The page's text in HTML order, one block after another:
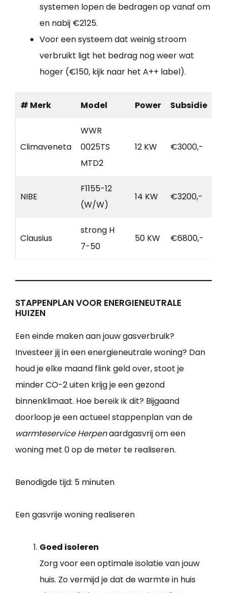
systemen lopen de bedragen op vanaf om
en nabij €2125.
Voor een systeem dat weinig stroom
verbruikt ligt het bedrag nog weer wat
hoger (€150, kijk naar het A++ label).
# Merk Model Power Subsidie
Climaveneta
WWR
0025TS
MTD2
12 KW €3000,-
NIBE
F1155-12
(W/W)
14 KW €3200,-
Clausius
strong H
7-50
50 KW €6800,-
STAPPENPLAN VOOR ENERGIENEUTRALE
HUIZEN
Een einde maken aan jouw gasverbruik?
Investeer jij in een energieneutrale woning? Dan
houd je elke maand flink geld over, stoot je
minder CO-2 uiten krijg je een gezond
binnenklimaat. Hoe bereik ik dit? Bijgaand
doorloop je een actueel stappenplan van de
warmteservice Herpenaardgasvrij om een
woning met 0 op de meter te realiseren.
Benodigde tijd: 5 minuten
Een gasvrije woning realiseren
Goed isoleren
Zorg voor een optimale isolatie van jouw
huis. Zo vermijd je dat de warmte in huis